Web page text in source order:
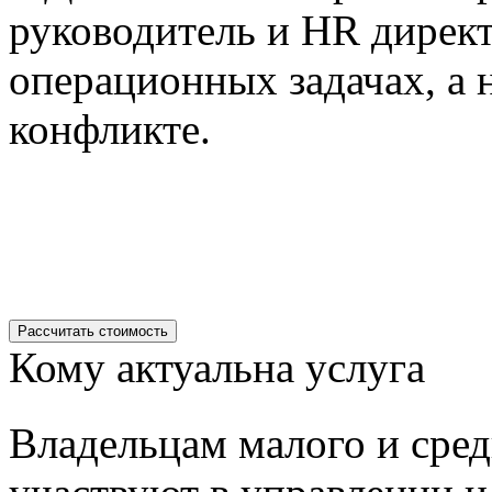
руководитель и HR
операционных задачах, а
конфликте.
Рассчитать стоимость
Кому актуальна услуга
Владельцам малого и